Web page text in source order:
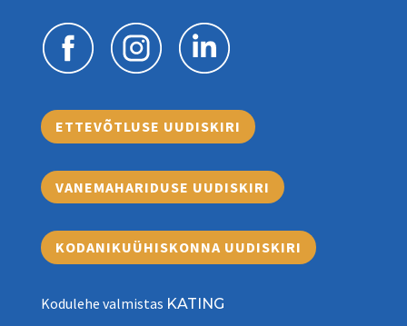
ETTEVÕTLUSE UUDISKIRI
VANEMAHARIDUSE UUDISKIRI
KODANIKUÜHISKONNA UUDISKIRI
Kodulehe valmistas KATING